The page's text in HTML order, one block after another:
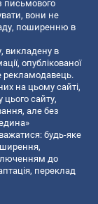
письмового
вони не
поширенню в
викладену в
опублікованої
рекламодавець.
на цьому сайті,
цього сайту,
але без
будь-яке
до
переклад